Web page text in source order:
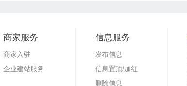
商家服务
商家入驻
企业建站服务
信息服务
发布信息
信息置顶/加红
删除信息